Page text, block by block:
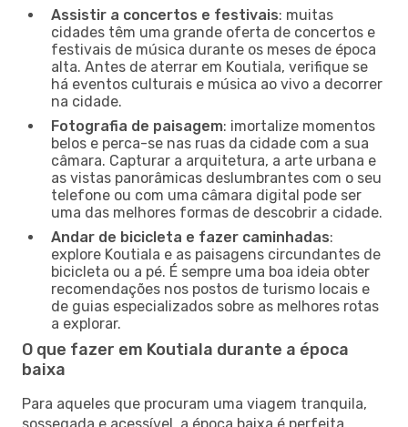
Assistir a concertos e festivais: muitas
cidades têm uma grande oferta de concertos e
festivais de música durante os meses de época
alta. Antes de aterrar em Koutiala, verifique se
há eventos culturais e música ao vivo a decorrer
na cidade.
Fotografia de paisagem: imortalize momentos
belos e perca-se nas ruas da cidade com a sua
câmara. Capturar a arquitetura, a arte urbana e
as vistas panorâmicas deslumbrantes com o seu
telefone ou com uma câmara digital pode ser
uma das melhores formas de descobrir a cidade.
Andar de bicicleta e fazer caminhadas:
explore Koutiala e as paisagens circundantes de
bicicleta ou a pé. É sempre uma boa ideia obter
recomendações nos postos de turismo locais e
de guias especializados sobre as melhores rotas
a explorar.
O que fazer em Koutiala durante a época
baixa
Para aqueles que procuram uma viagem tranquila,